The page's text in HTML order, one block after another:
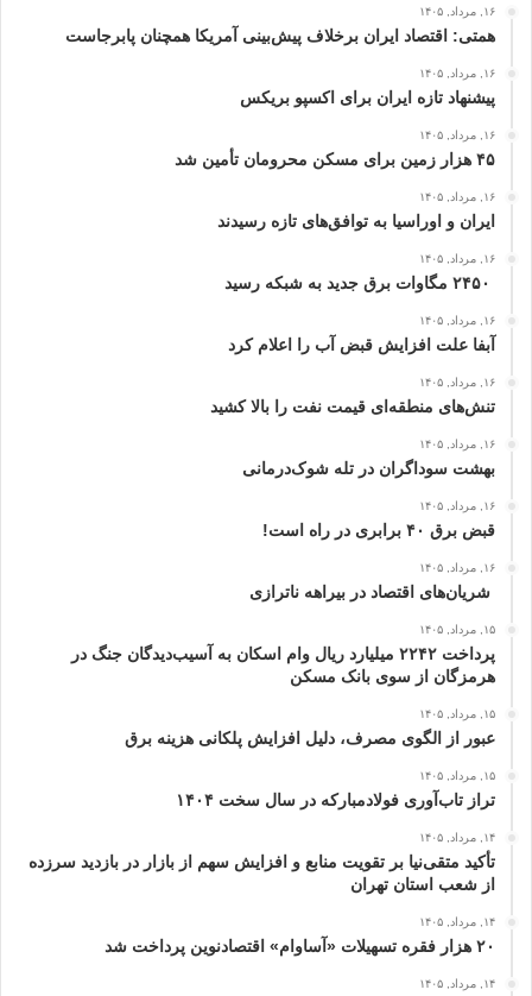
۱۶, مرداد, ۱۴۰۵
همتی: اقتصاد ایران برخلاف پیش‌بینی آمریکا همچنان پابرجاست
۱۶, مرداد, ۱۴۰۵
پیشنهاد تازه ایران برای اکسپو بریکس
۱۶, مرداد, ۱۴۰۵
۴۵ هزار زمین برای مسکن محرومان تأمین شد
۱۶, مرداد, ۱۴۰۵
ایران و اوراسیا به توافق‌های تازه رسیدند
۱۶, مرداد, ۱۴۰۵
۱۶, مرداد, ۱۴۰۵
آبفا علت افزایش قبض آب را اعلام کرد
۱۶, مرداد, ۱۴۰۵
تنش‌های منطقه‌ای قیمت نفت را بالا کشید
۱۶, مرداد, ۱۴۰۵
بهشت سوداگران در تله شوک‌درمانی
۱۶, مرداد, ۱۴۰۵
قبض برق ۴۰ برابری در راه است!
۱۶, مرداد, ۱۴۰۵
شریان‌های اقتصاد در بیراهه ناترازی
۱۵, مرداد, ۱۴۰۵
پرداخت ۲۲۴۲ میلیارد ریال وام اسکان به آسیب‌دیدگان جنگ در
هرمزگان از سوی بانک مسکن
۱۵, مرداد, ۱۴۰۵
عبور از الگوی مصرف، دلیل افزایش پلکانی هزینه برق
۱۵, مرداد, ۱۴۰۵
تراز تاب‌آوری فولادمبارکه در سال سخت ۱۴۰۴
۱۴, مرداد, ۱۴۰۵
تأکید متقی‌نیا بر تقویت منابع و افزایش سهم از بازار در بازدید سرزده
از شعب استان تهران
۱۴, مرداد, ۱۴۰۵
۲۰ هزار فقره تسهیلات «آساوام» اقتصادنوین پرداخت شد
۱۴, مرداد, ۱۴۰۵